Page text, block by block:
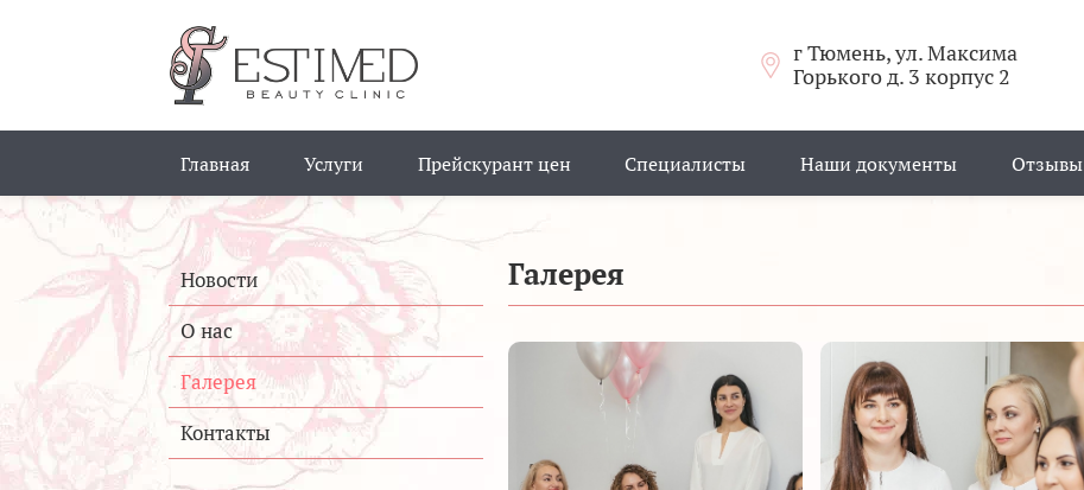
г Тюмень, ул. Максима
Горького д. 3 корпус 2
Главная Услуги Прейскурант цен Специалисты Наши документы Отзывы
Новости
О нас
Галерея
Контакты
Галерея